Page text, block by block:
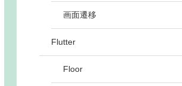
画面遷移
Flutter
Floor